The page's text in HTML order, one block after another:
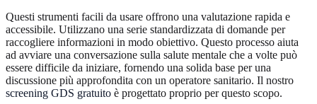
Questi strumenti facili da usare offrono una valutazione rapida e
accessibile. Utilizzano una serie standardizzata di domande per
raccogliere informazioni in modo obiettivo. Questo processo aiuta
ad avviare una conversazione sulla salute mentale che a volte può
essere difficile da iniziare, fornendo una solida base per una
discussione più approfondita con un operatore sanitario. Il nostro
screening GDS gratuito è progettato proprio per questo scopo.